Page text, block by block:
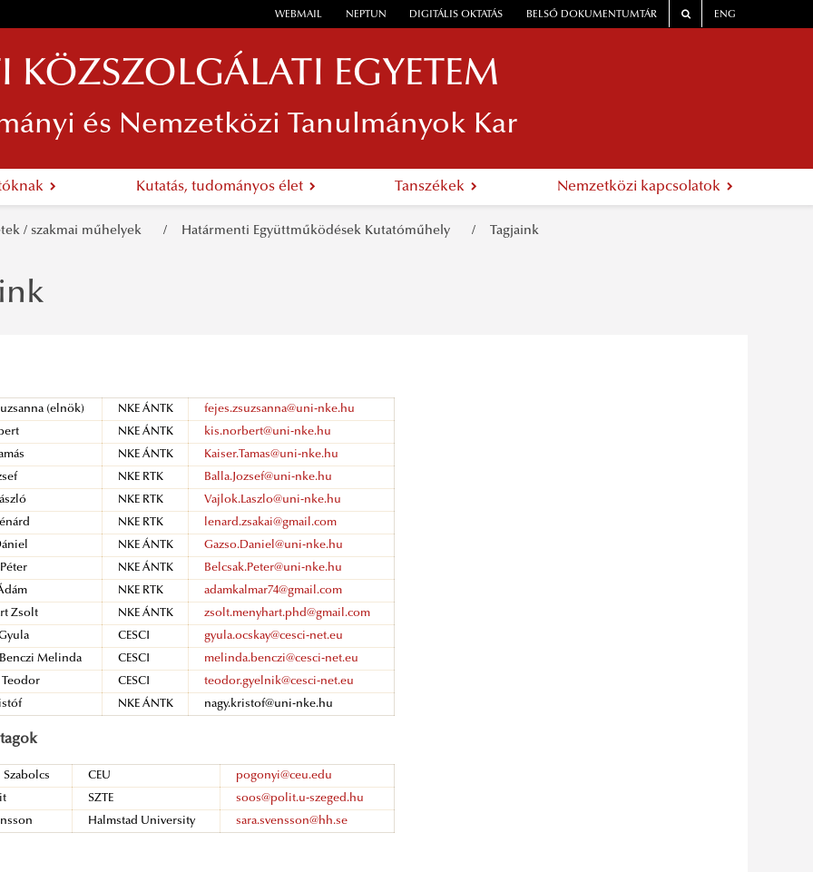
WEBMAIL NEPTUN DIGITÁLIS OKTATÁS BELSŐ DOKUMENTUMTÁR ENG
KÖZSZOLGÁLATI EGYETEM
és Nemzetközi Tanulmányok Kar
Kutatás, tudományos élet Tanszékek Nemzetközi kapcsolatok
/ szakmai műhelyek Határmenti Együttműködések Kutatóműhely Tagjaink
(elnök) NKE ÁNTK fejes.zsuzsanna@uni-nke.hu
NKE ÁNTK kis.norbert@uni-nke.hu
NKE ÁNTK Kaiser.Tamas@uni-nke.hu
NKE RTK Balla.Jozsef@uni-nke.hu
NKE RTK Vajlok.Laszlo@uni-nke.hu
NKE RTK lenard.zsakai@gmail.com
NKE ÁNTK Gazso.Daniel@uni-nke.hu
NKE ÁNTK Belcsak.Peter@uni-nke.hu
NKE RTK adamkalmar74@gmail.com
Zsolt NKE ÁNTK zsolt.menyhart.phd@gmail.com
CESCI gyula.ocskay@cesci-net.eu
Melinda CESCI melinda.benczi@cesci-net.eu
CESCI teodor.gyelnik@cesci-net.eu
NKE ÁNTK nagy.kristof@uni-nke.hu
CEU pogonyi@ceu.edu
SZTE soos@polit.u-szeged.hu
Halmstad University sara.svensson@hh.se